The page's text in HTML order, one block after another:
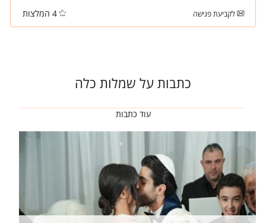
לקביעת פגישה 4 המלצות
כתבות על שמלות כלה
עוד כתבות